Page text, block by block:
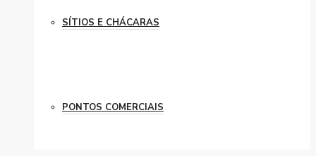
SÍTIOS E CHÁCARAS
PONTOS COMERCIAIS